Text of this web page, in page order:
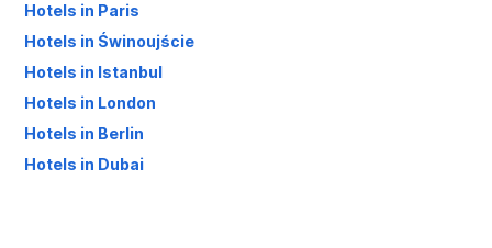
Hotels in Paris
Hotels in Świnoujście
Hotels in Istanbul
Hotels in London
Hotels in Berlin
Hotels in Dubai